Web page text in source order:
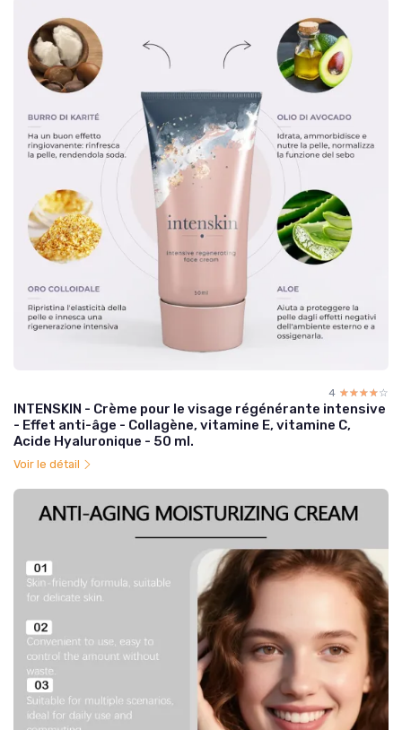
4 ☆☆☆☆☆
★★★★★
INTENSKIN - Crème pour le visage régénérante intensive
- Effet anti-âge - Collagène, vitamine E, vitamine C,
Acide Hyaluronique - 50 ml.
Voir le détail